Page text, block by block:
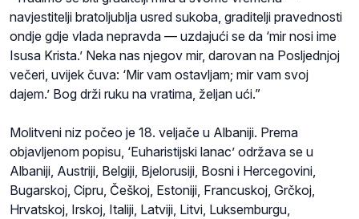
navjestitelji bratoljublja usred sukoba, graditelji pravednosti
ondje gdje vlada nepravda — uzdajući se da ‘mir nosi ime
Isusa Krista.’ Neka nas njegov mir, darovan na Posljednjoj
večeri, uvijek čuva: ‘Mir vam ostavljam; mir vam svoj
dajem.’ Bog drži ruku na vratima, željan ući.”
Molitveni niz počeo je 18. veljače u Albaniji. Prema
objavljenom popisu, ‘Euharistijski lanac’ održava se u
Albaniji, Austriji, Belgiji, Bjelorusiji, Bosni i Hercegovini,
Bugarskoj, Cipru, Češkoj, Estoniji, Francuskoj, Grčkoj,
Hrvatskoj, Irskoj, Italiji, Latviji, Litvi, Luksemburgu,